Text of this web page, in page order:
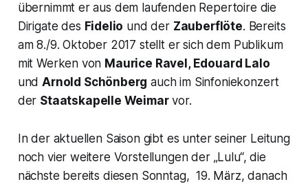
übernimmt er aus dem laufenden Repertoire die
Dirigate des Fidelio und der Zauberflöte. Bereits
am 8./9. Oktober 2017 stellt er sich dem Publikum
mit Werken von Maurice Ravel, Edouard Lalo
undArnold Schönberg auch im Sinfoniekonzert
der Staatskapelle Weimarvor.
In der aktuellen Saison gibt es unter seiner Leitung
noch vier weitere Vorstellungen der „Lulu“, die
nächste bereits diesen Sonntag, 19. März, danach